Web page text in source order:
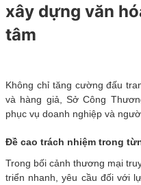
xây dựng văn
tâm
Không chỉ tăng cường đấu
và hàng giả, Sở Công
phục vụ doanh nghiệp và
Đề cao trách nhiệm trong
Trong bối cảnh thương mại
triển nhanh, yêu cầu đối với